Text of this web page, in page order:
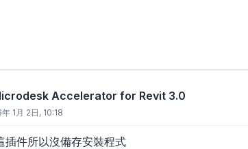
Accelerator for Revit 3.0
1月 2日, 10:18
插件所以沒備存安裝程式